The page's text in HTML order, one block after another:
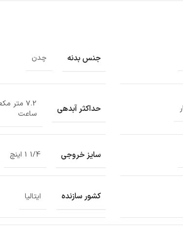
جنس بدنه چدن
حداکثر آبدهی
7.2 متر
ساعت
سایز خروجی 1/4 1 اینچ
کشور سازنده ایتالیا